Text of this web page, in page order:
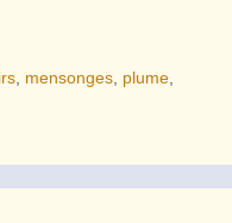
mensonges plume